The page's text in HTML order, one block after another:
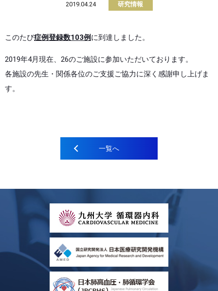
English
2019.04.24 研究情報
このたび症例登録数103例に到達しました。
2019年4月現在、26のご施設に参加いただいております。
各施設の先生・関係各位のご支援ご協力に深く感謝申し上げま
す。
一覧へ